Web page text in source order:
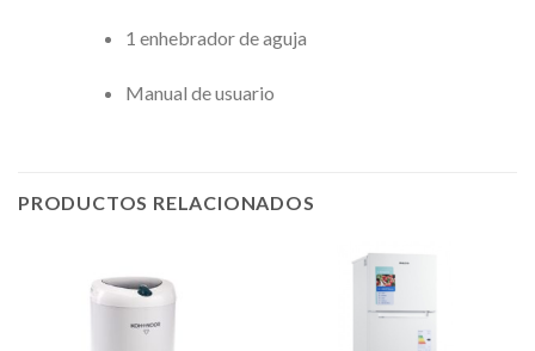
1 enhebrador de aguja
Manual de usuario
PRODUCTOS RELACIONADOS